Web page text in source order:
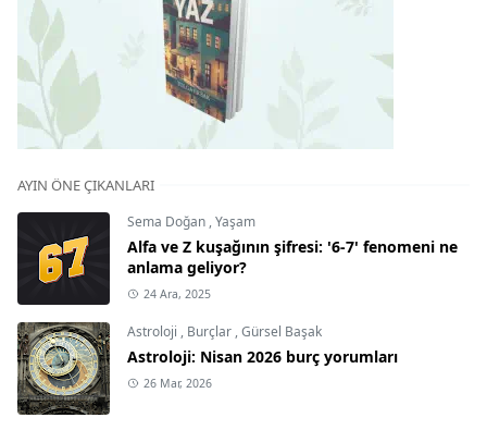
AYIN ÖNE ÇIKANLARI
Sema Doğan ,Yaşam
Alfa ve Z kuşağının şifresi: '6-7' fenomeni ne
anlama geliyor?
24 Ara, 2025
Astroloji , Burçlar ,Gürsel Başak
Astroloji: Nisan 2026 burç yorumları
26 Mar, 2026